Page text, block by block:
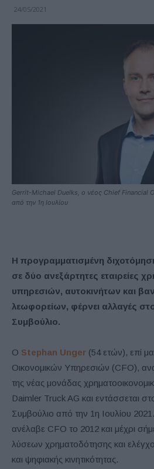
24/05/2021
Gerrit-Michael Duelks, ο νέος Chief Financial
από την 1η Ιουλίου
Η προγραμματισμένη
σε δύο ανεξάρτητες εταιρείες
υπηρεσιών, αυτοκινήτων και
λεωφορείων, φέρνει αλλαγές στο
Συμβούλιο.
Ο Stephan Unger (54 ετών), επί
Οικονομικών Υπηρεσιών (CFO),
της νέας μονάδας
Daimler Truck AG και εντάσσεται στο
Συμβούλιο από την 1η Ιουλίου
ανέλαβε CFO το 2012 και μέχρι
λύσεων χρηματοδότησης και
και ψηφιακής κινητικότητας.